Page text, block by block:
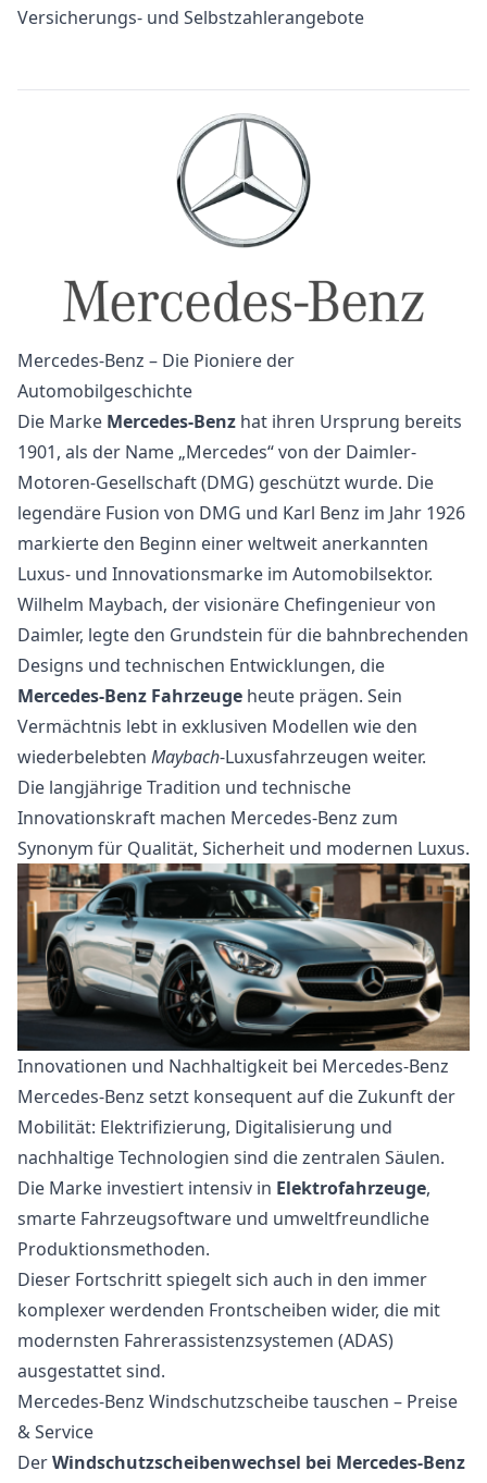
Versicherungs- und Selbstzahlerangebote
Mercedes-Benz – Die Pioniere der
Automobilgeschichte
Die Marke Mercedes-Benz hat ihren Ursprung bereits
1901, als der Name „Mercedes“ von der Daimler-
Motoren-Gesellschaft (DMG) geschützt wurde. Die
legendäre Fusion von DMG und Karl Benz im Jahr 1926
markierte den Beginn einer weltweit anerkannten
Luxus- und Innovationsmarke im Automobilsektor.
Wilhelm Maybach, der visionäre Chefingenieur von
Daimler, legte den Grundstein für die bahnbrechenden
Designs und technischen Entwicklungen, die
Mercedes-Benz Fahrzeuge heute prägen. Sein
Vermächtnis lebt in exklusiven Modellen wie den
wiederbelebten Maybach-Luxusfahrzeugen weiter.
Die langjährige Tradition und technische
Innovationskraft machen Mercedes-Benz zum
Synonym für Qualität, Sicherheit und modernen Luxus.
Innovationen und Nachhaltigkeit bei Mercedes-Benz
Mercedes-Benz setzt konsequent auf die Zukunft der
Mobilität: Elektrifizierung, Digitalisierung und
nachhaltige Technologien sind die zentralen Säulen.
Die Marke investiert intensiv in Elektrofahrzeuge,
smarte Fahrzeugsoftware und umweltfreundliche
Produktionsmethoden.
Dieser Fortschritt spiegelt sich auch in den immer
komplexer werdenden Frontscheiben wider, die mit
modernsten Fahrerassistenzsystemen (ADAS)
ausgestattet sind.
Mercedes-Benz Windschutzscheibe tauschen – Preise
& Service
DerWindschutzscheibenwechsel bei Mercedes-Benz